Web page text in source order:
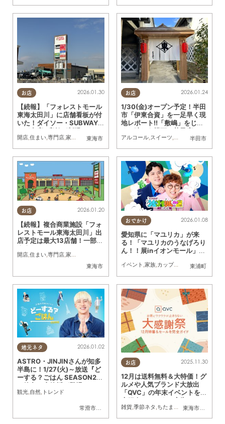
お店
東海市
2026.01.30
【続報】「フォレストモール
東海太田川」に店舗看板が付
いた！ダイソー・SUBWAY
など出店9店舗が判明
開店,住まい,専門店,家族 トレンド
お店
半田市
2026.01.24
1/30(金)オープン予定！半田
市「伊東合資」を一足早く現
地レポート!!「敷嶋」をじっ
くり味わう横丁、菓子店ほか
アルコール,スイーツ,テイクアウト
お店
東海市
2026.01.20
【続報】複合商業施設「フォ
レストモール東海太田川」出
店予定は最大13店舗！一部出
禁
開店,住まい,専門店,家族
おでかけ
東浦町
2026.01.08
愛知県に「マユリカ」が来
る！「マユリカのうなげろり
ん！！展inイオンモール」開
ンモール東浦で開催
イベント ,家族,カップル おひとりさま
地元ネタ
常滑市
,美浜町 南知多町
2026.01.02
ASTRO・JINJINさんが知多
半島に！1/27(火)～放送『ど
ーする？ごはん SEASON2』
に篠島や土管坂が登場
観光 自然 トレンド
お店
東海市
,大府市
2025.11.30
12月は送料無料＆大特価！グ
ルメや人気ブランド大放出
「QVC」の年末イベントを徹
底紹介／ちたまる広告
雑貨, 季節ネタ ちたまる広告 ,おひとりさま